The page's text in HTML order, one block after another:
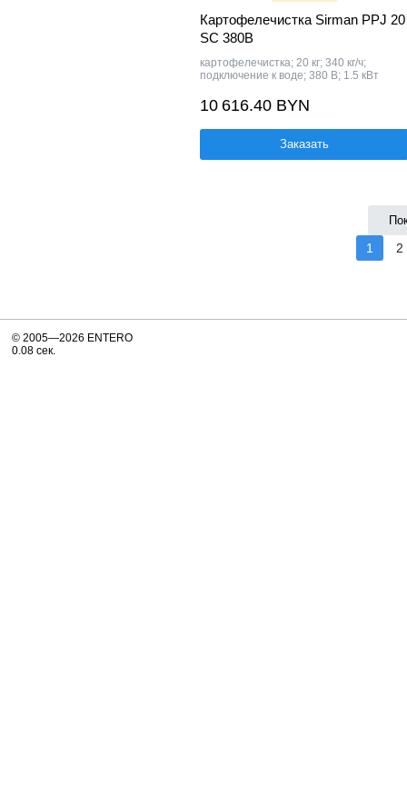
Картофелечистка Sirman PPJ 20
SC 380В
картофелечистка; 20 кг; 340 кг/ч;
подключение к воде; 380 В; 1.5 кВт
10 616.40 BYN
Заказать
1 2
© 2005—2026 ENTERO
0.08 сек.